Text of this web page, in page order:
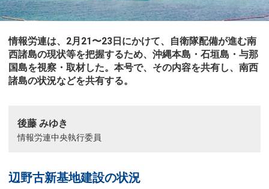
情報労連は、2月21〜23日にかけて、自衛隊配備が進む南
西諸島の現状等を把握するため、沖縄本島・石垣島・与那
国島を視察・取材した。本号で、その内容を共有し、南西
諸島の状況などを共有する。
後藤 みゆき
情報労連中央執行委員
辺野古新基地建設の状況